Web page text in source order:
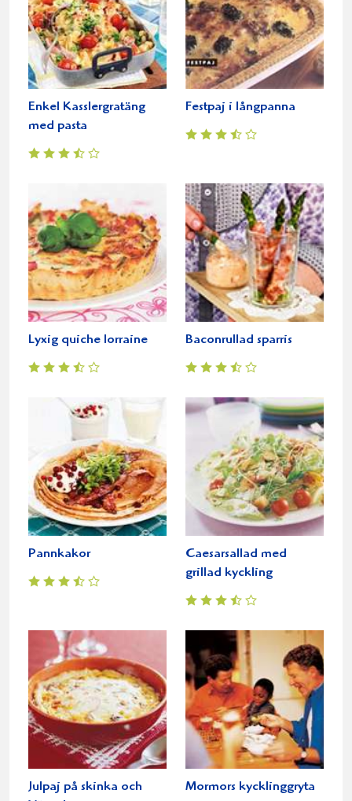
Enkel Kasslergratäng
med pasta
Festpaj i långpanna
Lyxig quiche lorraine Baconrullad sparris
Pannkakor
Caesarsallad med
grillad kyckling
Julpaj på skinka och
Mormors kycklinggryta